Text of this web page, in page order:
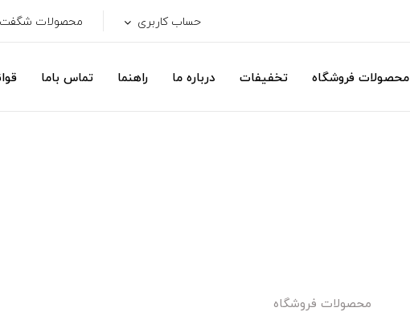
حساب کاربری محصولات
محصولات فروشگاه تخفیفات درباره ما راهنما تماس باما
محصولات فروشگاه